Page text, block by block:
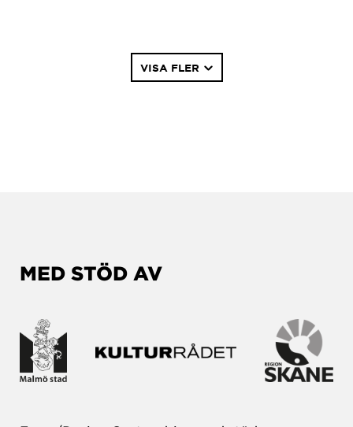
VISA FLER
MED STÖD AV